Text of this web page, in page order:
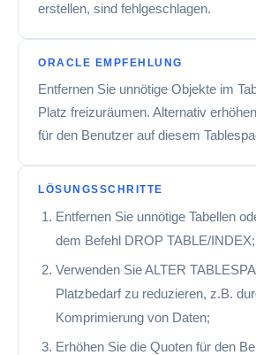
erstellen, sind fehlgeschlagen.
ORACLE EMPFEHLUNG
Entfernen Sie unnötige Objekte im
Platz freizuräumen. Alternativ
für den Benutzer auf diesem
LÖSUNGSSCHRITTE
Entfernen Sie unnötige Tabellen
dem Befehl DROP TABLE/INDEX;
Verwenden Sie ALTER
Platzbedarf zu reduzieren, z.B.
Komprimierung von Daten;
Erhöhen Sie die Quoten für den